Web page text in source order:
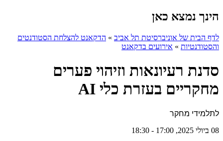
הינך נמצא כאן
לדף הבית של אוניברסיטת תל אביב » הדקאנט להצלחת הסטודנטים
והסטודנטיות » אירועים בדקאנט
סדנת רעיונאות וזיהוי פערים
מחקריים בעזרת כלי AI
לתלמידי מחקר
08 ביולי 2025, 17:00 - 18:30